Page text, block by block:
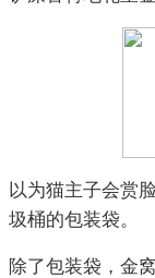
以为猫主子会赏
圾桶的包装袋。
除了包装袋，金